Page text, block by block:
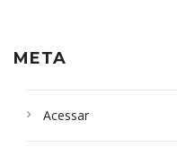
META
Acessar